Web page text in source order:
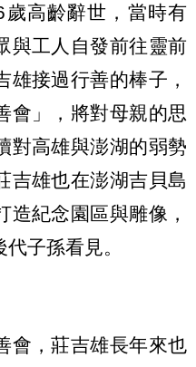
高齡辭世，當時有
與工人自發前往靈前
雄接過行善的棒子，
會」，將對母親的思
對高雄與澎湖的弱勢
吉雄也在澎湖吉貝島
造紀念園區與雕像，
子孫看見。
會，莊吉雄長年來也